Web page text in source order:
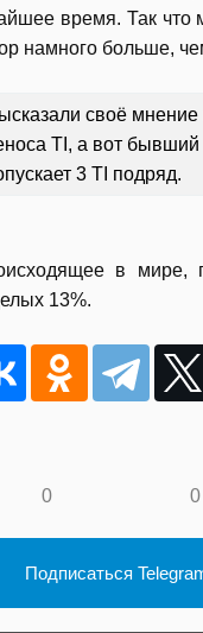
время. Так
намного больше,
своё
TI, а вот
3 TI подряд.
в мире,
13%.
0 0
Подписаться